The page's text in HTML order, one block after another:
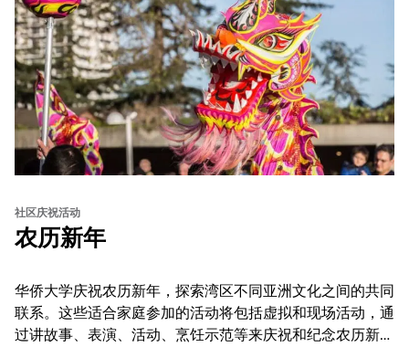
社区庆祝活动
农历新年
华侨大学庆祝农历新年，探索湾区不同亚洲文化之间的共同
联系。这些适合家庭参加的活动将包括虚拟和现场活动，通
过讲故事、表演、活动、烹饪示范等来庆祝和纪念农历新年